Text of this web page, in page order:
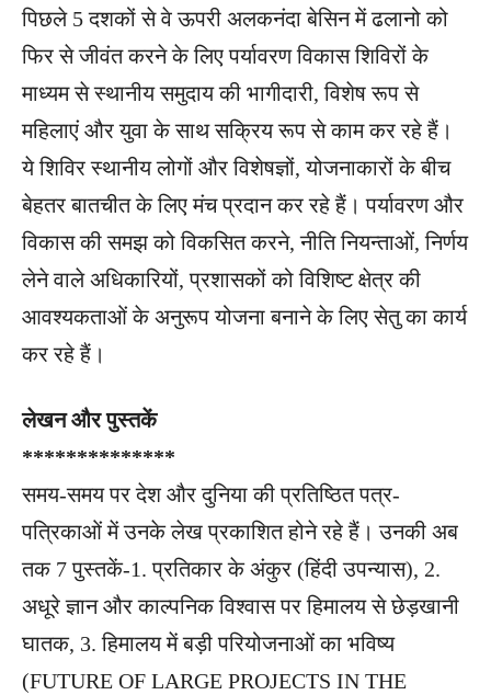
पिछले 5 दशकों से वे ऊपरी अलकनंदा बेसिन में ढलानो को
फिर से जीवंत करने के लिए पर्यावरण विकास शिविरों के
माध्यम से स्थानीय समुदाय की भागीदारी, विशेष रूप से
महिलाएं और युवा के साथ सक्रिय रूप से काम कर रहे हैं।
ये शिविर स्थानीय लोगों और विशेषज्ञों, योजनाकारों के बीच
बेहतर बातचीत के लिए मंच प्रदान कर रहे हैं। पर्यावरण और
विकास की समझ को विकसित करने, नीति नियन्ताओं, निर्णय
लेने वाले अधिकारियों, प्रशासकों को विशिष्ट क्षेत्र की
आवश्यकताओं के अनुरूप योजना बनाने के लिए सेतु का कार्य
कर रहे हैं।
लेखन और पुस्तकें
**************
समय-समय पर देश और दुनिया की प्रतिष्ठित पत्र-
पत्रिकाओं में उनके लेख प्रकाशित होने रहे हैं। उनकी अब
तक 7 पुस्तकें-1. प्रतिकार के अंकुर (हिंदी उपन्यास), 2.
अधूरे ज्ञान और काल्पनिक विश्वास पर हिमालय से छेड़खानी
घातक, 3. हिमालय में बड़ी परियोजनाओं का भविष्य
(FUTURE OF LARGE PROJECTS IN THE